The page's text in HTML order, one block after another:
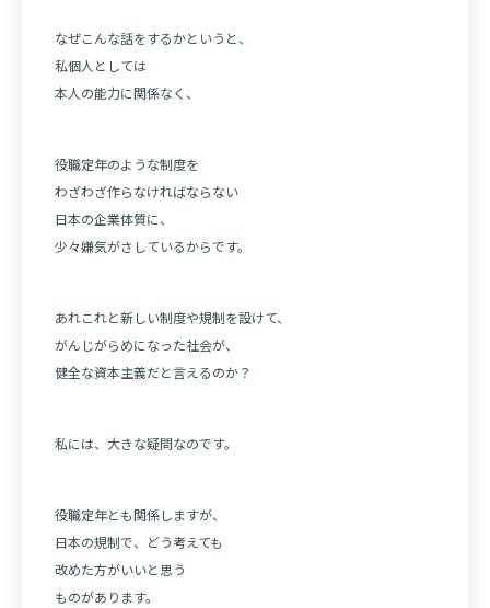
なぜこんな話をするかというと、
私個人としては
本人の能力に関係なく、
役職定年のような制度を
わざわざ作らなければならない
日本の企業体質に、
少々嫌気がさしているからです。
あれこれと新しい制度や規制を設けて、
がんじがらめになった社会が、
健全な資本主義だと言えるのか？
私には、大きな疑問なのです。
役職定年とも関係しますが、
日本の規制で、どう考えても
改めた方がいいと思う
ものがあります。